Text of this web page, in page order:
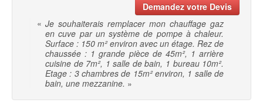
Demandez votre Devis
« Je souhaiterais remplacer mon chauffage gaz
en cuve par un système de pompe à chaleur.
Surface : 150 m² environ avec un étage. Rez de
chaussée : 1 grande pièce de 45m², 1 arrière
cuisine de 7m², 1 salle de bain, 1 bureau 10m².
Etage : 3 chambres de 15m² environ, 1 salle de
bain, une mezzanine. »